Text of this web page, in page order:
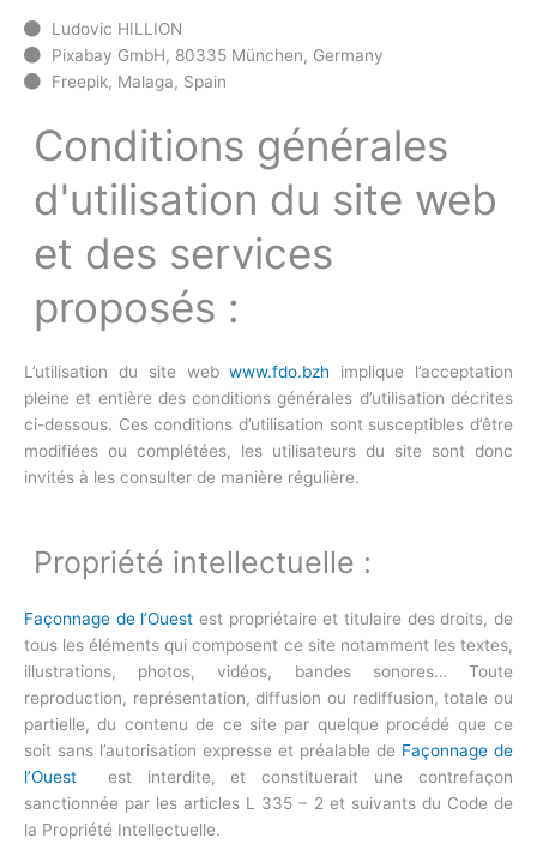
Ludovic HILLION
Pixabay GmbH, 80335 München, Germany
Freepik, Malaga, Spain
Conditions générales
d'utilisation du site web
et des services
proposés :
L’utilisation du site webwww.fdo.bzh implique l’acceptation
pleine et entière des conditions générales d’utilisation décrites
ci-dessous. Ces conditions d’utilisation sont susceptibles d’être
modifiées ou complétées, les utilisateurs du site sont donc
invités à les consulter de manière régulière.
Propriété intellectuelle :
Façonnage de l’Ouest est propriétaire et titulaire des droits, de
tous les éléments qui composent ce site notamment les textes,
illustrations, photos, vidéos, bandes sonores… Toute
reproduction, représentation, diffusion ou rediffusion, totale ou
partielle, du contenu de ce site par quelque procédé que ce
soit sans l’autorisation expresse et préalable de Façonnage de
l’Ouest est interdite, et constituerait une contrefaçon
sanctionnée par les articles L 335 – 2 et suivants du Code de
la Propriété Intellectuelle.